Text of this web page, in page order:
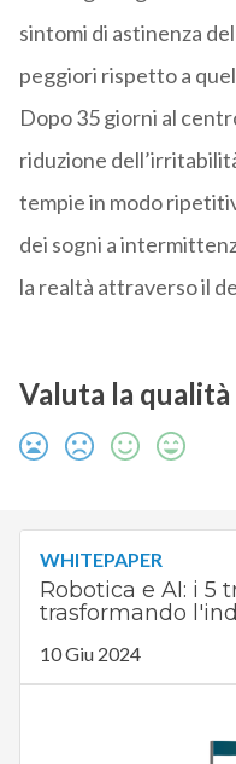
sintomi di astinenza
peggiori rispetto a
Dopo 35 giorni al
riduzione
tempie in modo
dei sogni a
la realtà attraverso il
Valuta la
WHITEPAPER
Robotica e AI: i 5
trasformando
10 Giu 2024